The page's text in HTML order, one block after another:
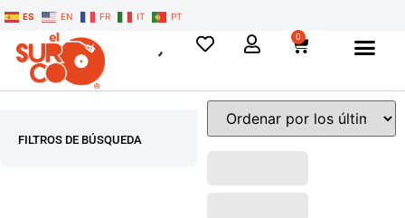
ES EN FR IT PT
0
FILTROS DE BÚSQUEDA